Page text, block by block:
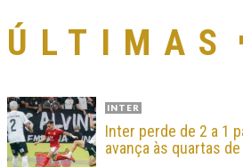
ÚLTIMAS
INTER
Inter perde de 2 a 1
avança às quartas